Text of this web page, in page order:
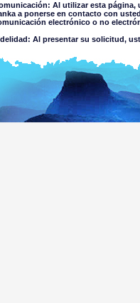
Al utilizar esta página,
a ponerse en contacto con
electrónico o no
Al presentar su solicitud,
de uso: No debe usar
Legal:
utilizar esta página web usted
Departamento de Inmigración &